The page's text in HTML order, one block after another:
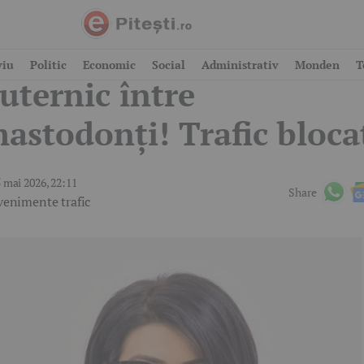
Politic Economic Social Administrativ Monden
pe A1: Impact
între
Trafic
mai 2026, 22:11
trafic
Share